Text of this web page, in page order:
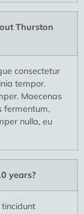
Thurston
consectetur
tempor.
Maecenas
fermentum,
nulla, eu
years?